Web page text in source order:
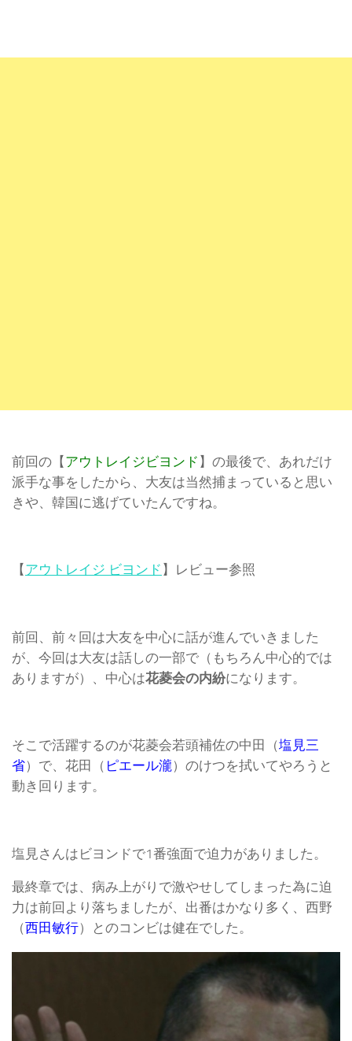
前回の【 アウトレイジビヨンド 】の最後で、あれだけ
派手な事をしたから、大友は当然捕まっていると思い
きや、韓国に逃げていたんですね。
【 アウトレイジ ビヨンド 】レビュー参照
前回、前々回は大友を中心に話が進んでいきました
が、今回は大友は話しの一部で（もちろん中心的では
ありますが）、中心は花菱会の内紛になります。
そこで活躍するのが花菱会若頭補佐の中田（塩見三
省）で、花田（ ピエール瀧）のけつを拭いてやろうと
動き回ります。
塩見さんはビヨンドで1番強面で迫力がありました。
最終章では、病み上がりで激やせしてしまった為に迫
力は前回より落ちましたが、出番はかなり多く、西野
（西田敏行）とのコンビは健在でした。